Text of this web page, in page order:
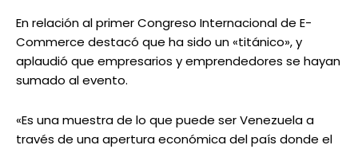
En relación al primer Congreso Internacional de E-
Commerce destacó que ha sido un «titánico», y
aplaudió que empresarios y emprendedores se hayan
sumado al evento.
«Es una muestra de lo que puede ser Venezuela a
través de una apertura económica del país donde el